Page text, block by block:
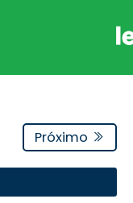
Próximo